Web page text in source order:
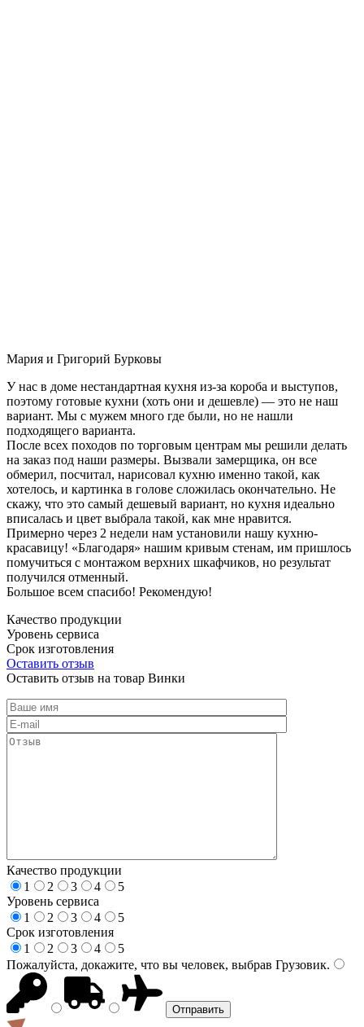
Мария и Григорий Бурковы
У нас в доме нестандартная кухня из-за короба и выступов,
поэтому готовые кухни (хоть они и дешевле) — это не наш
вариант. Мы с мужем много где были, но не нашли
подходящего варианта.
После всех походов по торговым центрам мы решили делать
на заказ под наши размеры. Вызвали замерщика, он все
обмерил, посчитал, нарисовал кухню именно такой, как
хотелось, и картинка в голове сложилась окончательно. Не
скажу, что это самый дешевый вариант, но кухня идеально
вписалась и цвет выбрала такой, как мне нравится.
Примерно через 2 недели нам установили нашу кухню-
красавицу! «Благодаря» нашим кривым стенам, им пришлось
помучиться с монтажом верхних шкафчиков, но результат
получился отменный.
Большое всем спасибо! Рекомендую!
Качество продукции
Уровень сервиса
Срок изготовления
Оставить отзыв
Оставить отзыв на товар Винки
Качество продукции
1
2 3 4
5
Уровень сервиса
1
2 3 4
5
Срок изготовления
1
2 3 4
5
Пожалуйста, докажите, что вы человек, выбрав Грузовик.